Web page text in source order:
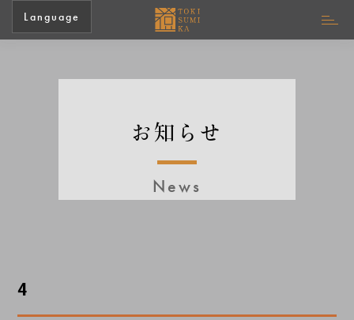
Language
お知らせ
News
4